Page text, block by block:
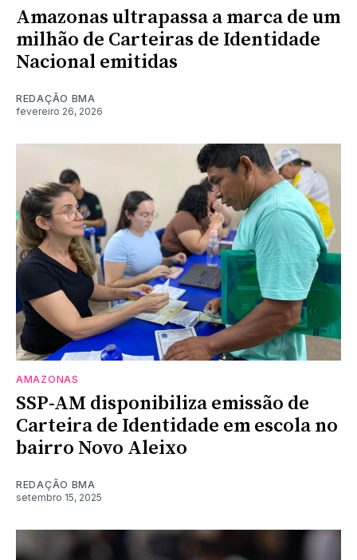
Amazonas ultrapassa a marca de um
milhão de Carteiras de Identidade
Nacional emitidas
REDAÇÃO BMA
fevereiro 26, 2026
AMAZONAS
SSP-AM disponibiliza emissão de
Carteira de Identidade em escola no
bairro Novo Aleixo
REDAÇÃO BMA
setembro 15, 2025